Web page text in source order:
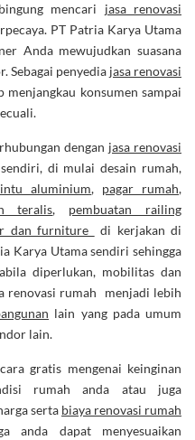
mencari jasa renovasi
PT Patria Karya Utama
Anda mewujudkan suasana
Sebagai penyedia jasa renovasi
menjangkau konsumen sampai
dengan jasa renovasi
di mulai desain rumah,
aluminium, pagar rumah,
teralis, pembuatan railing
dan furniture
di kerjakan di
Karya Utama sendiri sehingga
diperlukan, mobilitas dan
renovasi rumah menjadi lebih
lain yang pada umum
lain.
gratis mengenai keinginan
rumah anda atau juga
serta biaya renovasi rumah
anda dapat menyesuaikan